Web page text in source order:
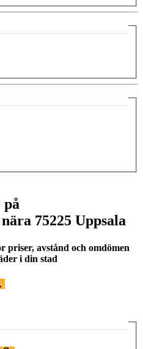
på
75225 Uppsala
avstånd och omdömen
i din stad